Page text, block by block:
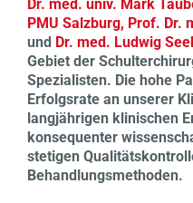
Dr. med. univ. Mark
PMU Salzburg, Prof. Dr.
und Dr. med. Ludwig
Gebiet der
Spezialisten. Die hohe
Erfolgsrate an unserer
langjährigen klinischen
konsequenter
stetigen
Behandlungsmethoden.